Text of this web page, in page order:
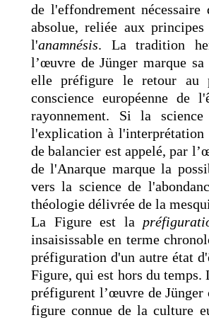
de l'effondrement nécessaire
absolue, reliée aux
l'anamnésis. La tradition
l’œuvre de Jünger marque
elle préfigure le retour au
conscience européenne de
rayonnement. Si la
l'explication à l'interprétation
de balancier est appelé, par
de l'Anarque marque la
vers la science de
théologie délivrée de la
La Figure est la
insaisissable en terme
préfiguration d'un autre état
Figure, qui est hors du
préfigurent l’œuvre de Jünger
figure connue de la culture